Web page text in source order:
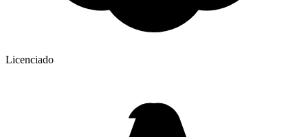
Licenciado